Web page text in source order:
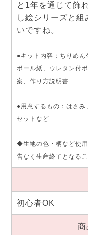
と1年を通じて飾
し絵シリーズと
いですね。
●キット内容：ちりめ
ボール紙、ウレタン付
案、作り方説明書
●用意するもの：はさ
セットなど
◆生地の色・柄など使
告なく生産終了となる
初心者OK
商